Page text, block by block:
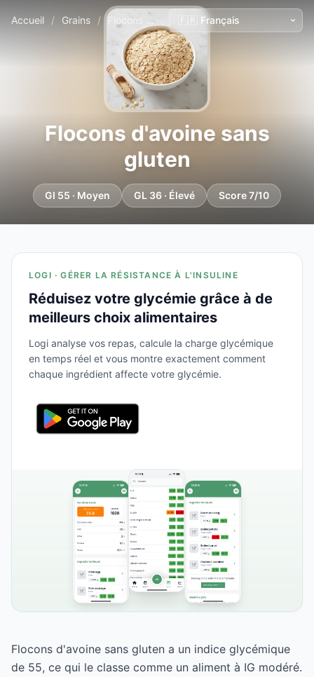
Accueil / Grains / Flocons d'avoine sans gluten
Flocons d'avoine sans
gluten
GI 55 · Moyen GL 36 · Élevé Score 7/10
LOGI · GÉRER LA RÉSISTANCE À L'INSULINE
Réduisez votre glycémie grâce à de
meilleurs choix alimentaires
Logi analyse vos repas, calcule la charge glycémique
en temps réel et vous montre exactement comment
chaque ingrédient affecte votre glycémie.
Flocons d'avoine sans gluten a un indice glycémique
de 55, ce qui le classe comme un aliment à IG modéré.